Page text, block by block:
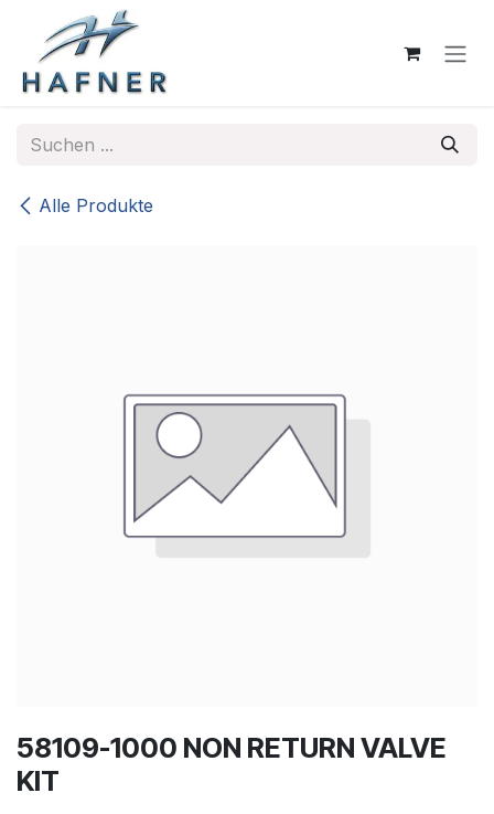
Zum Inhalt springen
Alle Produkte
58109-1000 NON RETURN VALVE
KIT